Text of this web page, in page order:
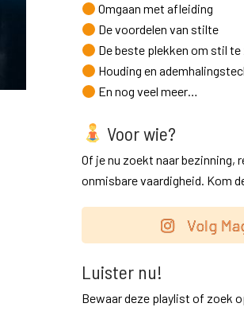
Omgaan met afleiding
De voordelen van stilte
De beste plekken om stil te
Houding en
En nog veel meer…
Voor wie?
Of je nu zoekt naar
onmisbare vaardigheid. Kom
Volg
Luister nu!
Bewaar deze playlist of zoek